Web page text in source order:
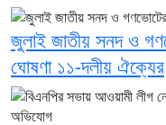
জুলাই জাতীয় সনদ ও
ঘোষণা ১১-দলীয় ঐক্যের